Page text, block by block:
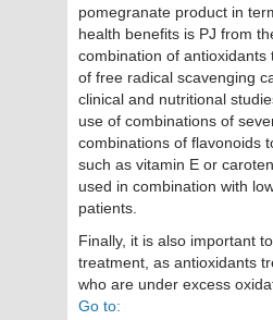
pomegranate product in
health benefits is PJ from
combination of
of free radical scavenging
clinical and nutritional
use of combinations of
combinations of flavonoids
such as vitamin E or
used in combination with
patients.
Finally, it is also important
treatment, as antioxidants
who are under excess
Go to: